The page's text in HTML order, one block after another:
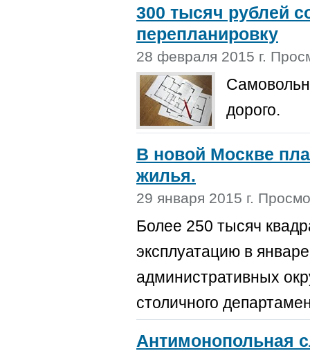
300 тысяч рублей
перепланировку
28 февраля 2015 г.
дорого.
В новой Москве
жилья.
29 января 2015 г.
Более 250 тысяч
эксплуатацию в
административных
столичного
Антимонопольная